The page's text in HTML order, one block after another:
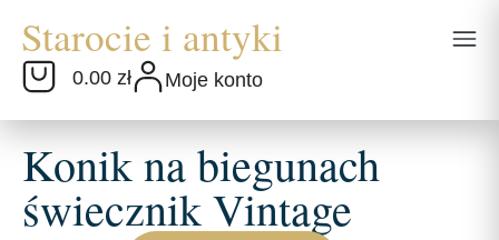
0.00 zł Moje konto
Konik na biegunach
świecznik Vintage